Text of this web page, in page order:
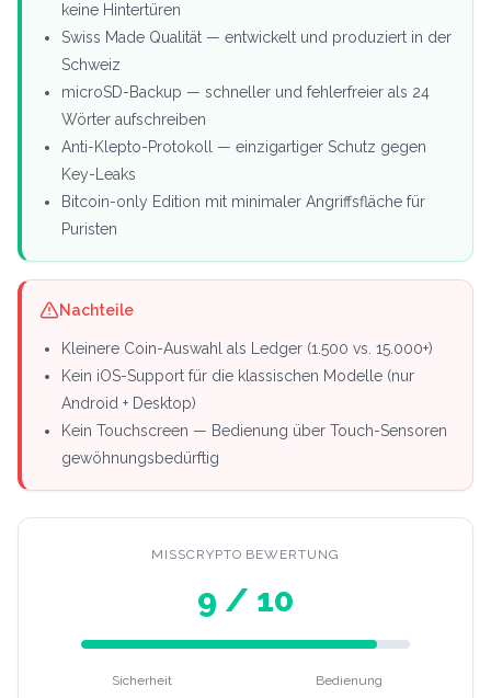
keine Hintertüren
Swiss Made Qualität — entwickelt und produziert in der
Schweiz
microSD-Backup — schneller und fehlerfreier als 24
Wörter aufschreiben
Anti-Klepto-Protokoll — einzigartiger Schutz gegen
Key-Leaks
Bitcoin-only Edition mit minimaler Angriffsfläche für
Puristen
Nachteile
Kleinere Coin-Auswahl als Ledger (1.500 vs. 15.000+)
Kein iOS-Support für die klassischen Modelle (nur
Android + Desktop)
Kein Touchscreen — Bedienung über Touch-Sensoren
gewöhnungsbedürftig
MISSCRYPTO BEWERTUNG
9 / 10
Sicherheit Bedienung